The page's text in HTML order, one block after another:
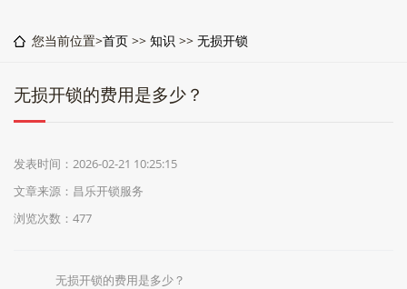
您当前位置>首页 >> 知识 >> 无损开锁
无损开锁的费用是多少？
发表时间：2026-02-21 10:25:15
文章来源：昌乐开锁服务
浏览次数：477
无损开锁的费用是多少？